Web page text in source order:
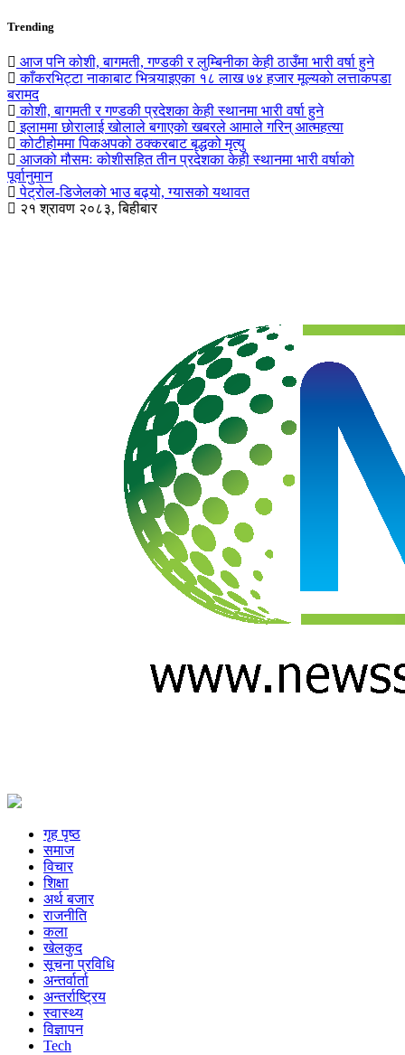
Trending
आज पनि कोशी, बागमती, गण्डकी र लुम्बिनीका केही ठाउँमा भारी वर्षा हुने
काँकरभिट्टा नाकाबाट भित्र्याइएका १८ लाख ७४ हजार मूल्यकाे लत्ताकपडा
बरामद
कोशी, बागमती र गण्डकी प्रदेशका केही स्थानमा भारी वर्षा हुने
इलाममा छोरालाई खोलाले बगाएकाे खबरले आमाले गरिन् आत्महत्या
कोटीहोममा पिकअपको ठक्करबाट बृद्धको मृत्यु
आजको मौसमः कोशीसहित तीन प्रदेशका केही स्थानमा भारी वर्षाको
पूर्वानुमान
पेट्रोल-डिजेलको भाउ बढ्यो, ग्यासको यथावत
२१ श्रावण २०८३, बिहीबार
गृह पृष्ठ
समाज
विचार
शिक्षा
अर्थ बजार
राजनीति
कला
खेलकुद
सूचना प्रविधि
अन्तर्वार्ता
अन्तर्राष्ट्रिय
स्वास्थ्य
विज्ञापन
Tech